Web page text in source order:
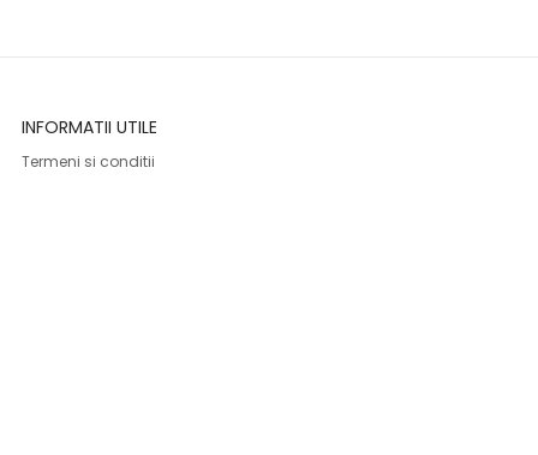
INFORMATII UTILE
Termeni si conditii